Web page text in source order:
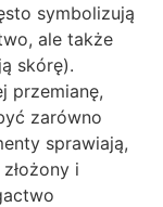
symbolizują
ale także
skórę).
przemianę,
zarówno
sprawiają,
i